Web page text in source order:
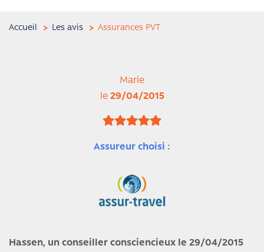
Accueil Les avis Assurances PVT
Marie
le 29/04/2015
Assureur choisi :
Hassen, un conseiller consciencieux le 29/04/2015